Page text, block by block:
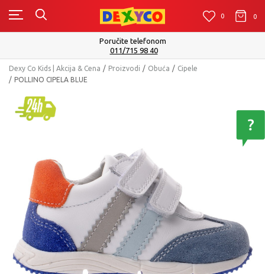
0 0 0
Poručite telefonom
011/715 98 40
Dexy Co Kids | Akcija & Cena Proizvodi Obuća
Cipele
POLLINO CIPELA BLUE